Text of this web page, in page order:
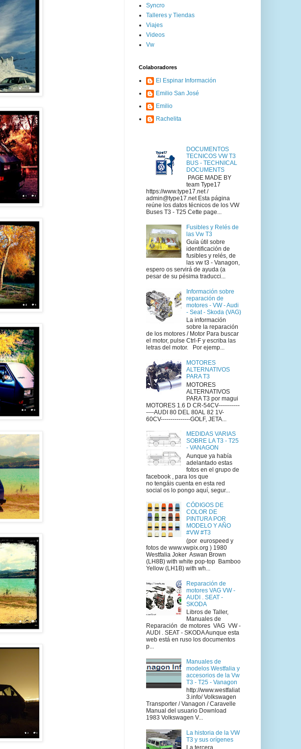
Syncro
Talleres y Tiendas
Viajes
Videos
Vw
Colaboradores
El Espinar Información
Emilio San José
Emilio
Rachelita
DOCUMENTOS
TECNICOS VW T3
BUS - TECHNICAL
DOCUMENTS
PAGE MADE BY
team Type17
https://www.type17.net /
admin@type17.net Esta página
reúne los datos técnicos de los VW
Buses T3 - T25 Cette page...
Fusibles y Relés de
las Vw T3
Guía útil sobre
identificación de
fusibles y relés, de
las vw t3 - Vanagon,
espero os servirá de ayuda (a
pesar de su pésima traducci...
Información sobre
reparación de
motores - VW - Audi
- Seat - Skoda (VAG)
La información
sobre la reparación
de los motores / Motor Para buscar
el motor, pulse Ctrl-F y escriba las
letras del motor. Por ejemp...
MOTORES
ALTERNATIVOS
PARA T3
MOTORES
ALTERNATIVOS
PARA T3 por magui
MOTORES 1.6 D CR-54CV-----------
----AUDI 80 DEL 80AL 82 1V-
60CV---------------GOLF, JETA...
MEDIDAS VARIAS
SOBRE LA T3 - T25
- VANAGON
Aunque ya había
adelantado estas
fotos en el grupo de
facebook , para los que
no tengáis cuenta en esta red
social os lo pongo aquí, segur...
CÓDIGOS DE
COLOR DE
PINTURA POR
MODELO Y AÑO
#VW #T3
(por eurospeed y
fotos de www.vwpix.org ) 1980
Westfalia Joker Aswan Brown
(LH8B) with white pop-top Bamboo
Yellow (LH1B) with wh...
Reparación de
motores VAG VW -
AUDI . SEAT -
SKODA
Libros de Taller,
Manuales de
Reparación de motores VAG VW -
AUDI . SEAT - SKODA Aunque esta
web está en ruso los documentos
p...
Manuales de
modelos Westfalia y
accesorios de la Vw
T3 - T25 - Vanagon
http://www.westfaliat
3.info/ Volkswagen
Transporter / Vanagon / Caravelle
Manual del usuario Download
1983 Volkswagen V...
La historia de la VW
T3 y sus orígenes